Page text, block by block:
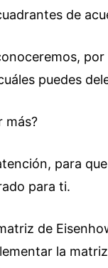
de
puedes
más?
para
para ti.
de
la